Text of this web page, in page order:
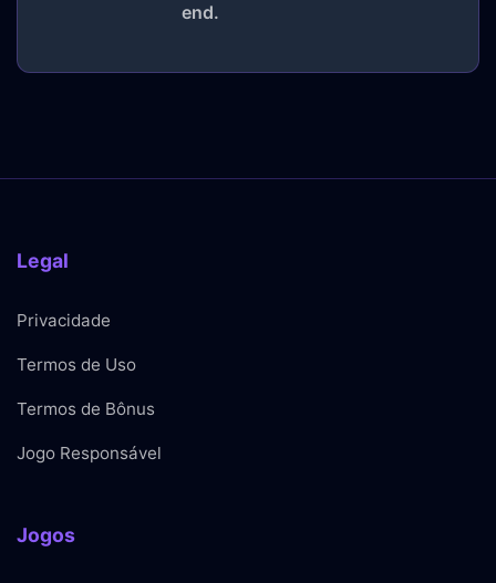
end.
Legal
Privacidade
Termos de Uso
Termos de Bônus
Jogo Responsável
Jogos